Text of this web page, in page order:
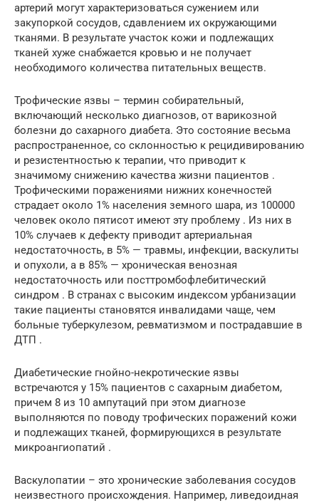
артерий могут характеризоваться сужением или
закупоркой сосудов, сдавлением их окружающими
тканями. В результате участок кожи и подлежащих
тканей хуже снабжается кровью и не получает
необходимого количества питательных веществ.
Трофические язвы – термин собирательный,
включающий несколько диагнозов, от варикозной
болезни до сахарного диабета. Это состояние весьма
распространенное, со склонностью к рецидивированию
и резистентностью к терапии, что приводит к
значимому снижению качества жизни пациентов .
Трофическими поражениями нижних конечностей
страдает около 1% населения земного шара, из 100000
человек около пятисот имеют эту проблему . Из них в
10% случаев к дефекту приводит артериальная
недостаточность, в 5% — травмы, инфекции, васкулиты
и опухоли, а в 85% — хроническая венозная
недостаточность или посттромбофлебитический
синдром . В странах с высоким индексом урбанизации
такие пациенты становятся инвалидами чаще, чем
больные туберкулезом, ревматизмом и пострадавшие в
ДТП .
Диабетические гнойно-некротические язвы
встречаются у 15% пациентов с сахарным диабетом,
причем 8 из 10 ампутаций при этом диагнозе
выполняются по поводу трофических поражений кожи
и подлежащих тканей, формирующихся в результате
микроангиопатий .
Васкулопатии – это хронические заболевания сосудов
неизвестного происхождения. Например, ливедоидная